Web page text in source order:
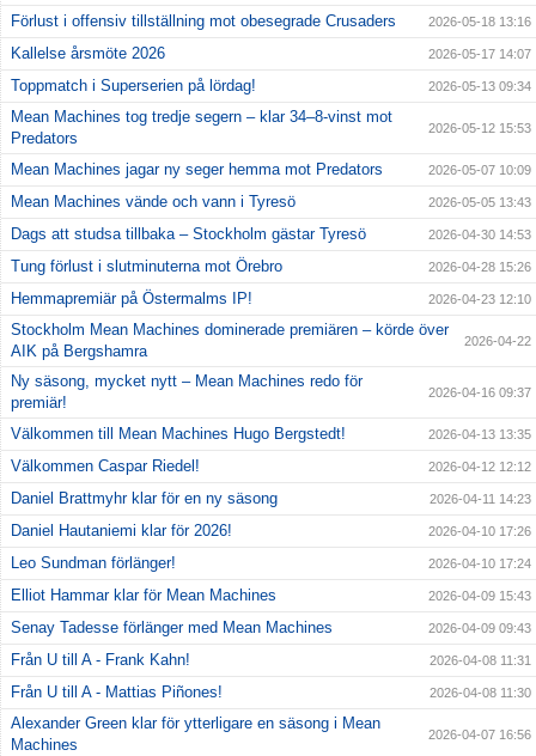
Förlust i offensiv tillställning mot obesegrade Crusaders 2026-05-18 13:16
Kallelse årsmöte 2026 2026-05-17 14:07
Toppmatch i Superserien på lördag! 2026-05-13 09:34
Mean Machines tog tredje segern – klar 34–8-vinst mot
Predators
2026-05-12 15:53
Mean Machines jagar ny seger hemma mot Predators 2026-05-07 10:09
Mean Machines vände och vann i Tyresö 2026-05-05 13:43
Dags att studsa tillbaka – Stockholm gästar Tyresö 2026-04-30 14:53
Tung förlust i slutminuterna mot Örebro 2026-04-28 15:26
Hemmapremiär på Östermalms IP! 2026-04-23 12:10
Stockholm Mean Machines dominerade premiären – körde över
AIK på Bergshamra
2026-04-22
Ny säsong, mycket nytt – Mean Machines redo för
premiär!
2026-04-16 09:37
Välkommen till Mean Machines Hugo Bergstedt! 2026-04-13 13:35
Välkommen Caspar Riedel! 2026-04-12 12:12
Daniel Brattmyhr klar för en ny säsong 2026-04-11 14:23
Daniel Hautaniemi klar för 2026! 2026-04-10 17:26
Leo Sundman förlänger! 2026-04-10 17:24
Elliot Hammar klar för Mean Machines 2026-04-09 15:43
Senay Tadesse förlänger med Mean Machines 2026-04-09 09:43
Från U till A - Frank Kahn! 2026-04-08 11:31
Från U till A - Mattias Piñones! 2026-04-08 11:30
Alexander Green klar för ytterligare en säsong i Mean
Machines
2026-04-07 16:56